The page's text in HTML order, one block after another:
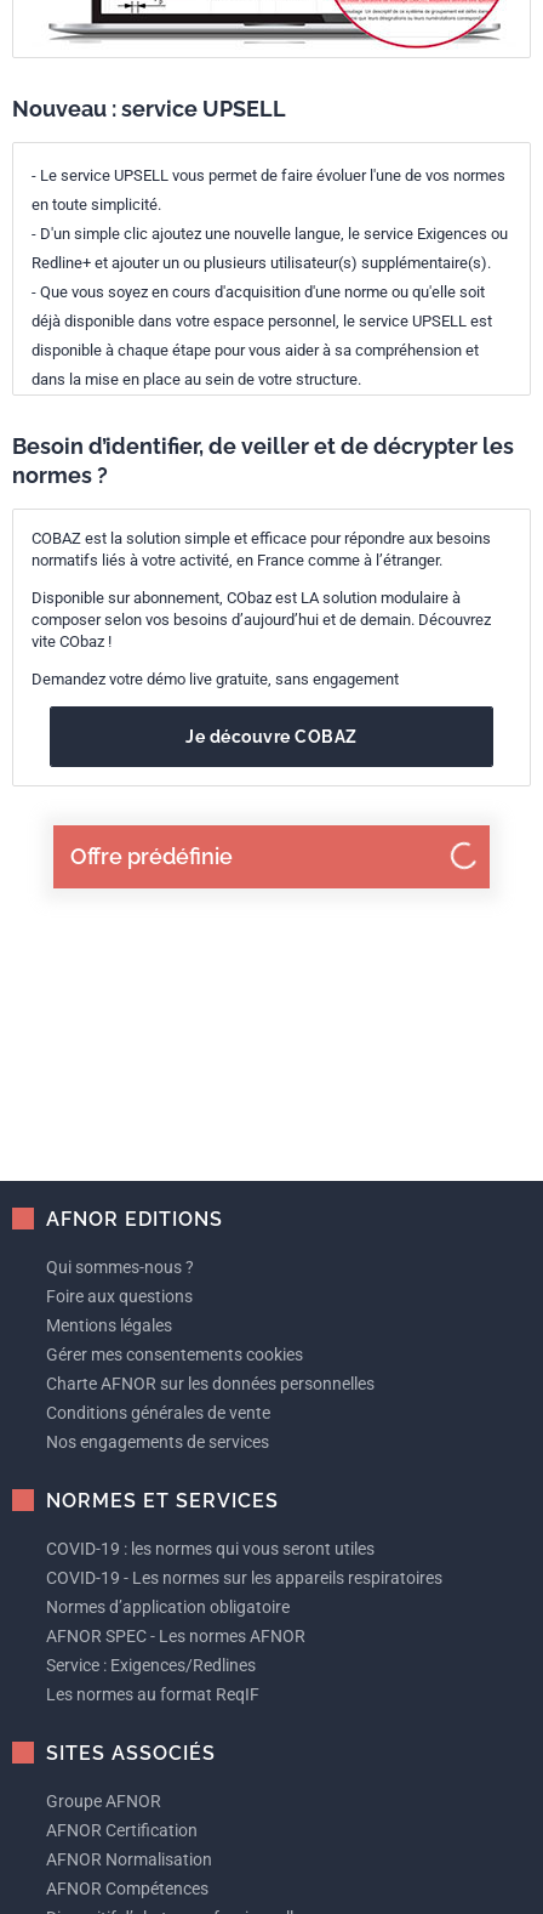
Offre prédéfinie
Nouveau : service UPSELL
- Le service UPSELL vous permet de faire évoluer l'une de vos normes
en toute simplicité.
- D'un simple clic ajoutez une nouvelle langue, le service Exigences ou
Redline+ et ajouter un ou plusieurs utilisateur(s) supplémentaire(s).
- Que vous soyez en cours d'acquisition d'une norme ou qu'elle soit
déjà disponible dans votre espace personnel, le service UPSELL est
disponible à chaque étape pour vous aider à sa compréhension et
dans la mise en place au sein de votre structure.
Besoin d’identifier, de veiller et de décrypter les
normes ?
COBAZ est la solution simple et efficace pour répondre aux besoins
normatifs liés à votre activité, en France comme à l’étranger.
Disponible sur abonnement, CObaz est LA solution modulaire à
composer selon vos besoins d’aujourd’hui et de demain. Découvrez
vite CObaz !
Demandez votre démo live gratuite, sans engagement
Je découvre COBAZ
AFNOR EDITIONS
Qui sommes-nous ?
Foire aux questions
Mentions légales
Gérer mes consentements cookies
Charte AFNOR sur les données personnelles
Conditions générales de vente
Nos engagements de services
NORMES ET SERVICES
COVID-19 : les normes qui vous seront utiles
COVID-19 - Les normes sur les appareils respiratoires
Normes d’application obligatoire
AFNOR SPEC - Les normes AFNOR
Service : Exigences/Redlines
Les normes au format ReqIF
SITES ASSOCIÉS
Groupe AFNOR
AFNOR Certification
AFNOR Normalisation
AFNOR Compétences